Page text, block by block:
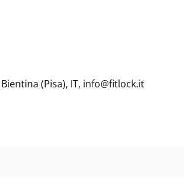
Bientina (Pisa), IT, info@fitlock.it